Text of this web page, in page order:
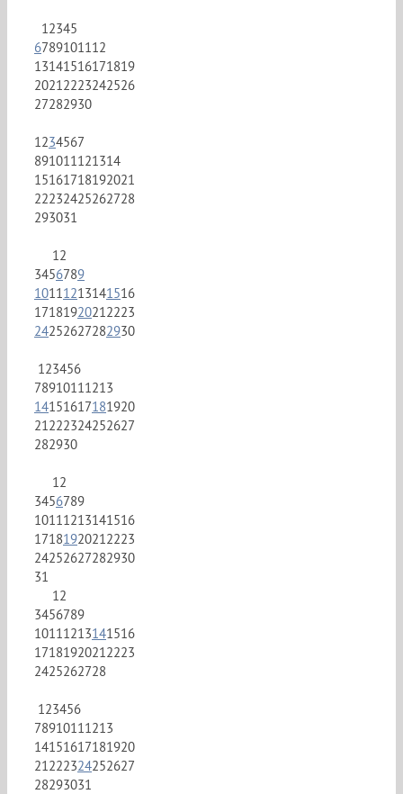
1 2345
67891011 12
13141516171819
2021 2223242526
27282930
1 234567
891011 121314
15161718192021
22232425262728
293031
1 2
3456789
1011 1213141516
1718192021 2223
24252627282930
1 23456
7891011 1213
14151617181920
21 222324252627
282930
1 2
3456789
1011 1213141516
1718192021 2223
24252627282930
31
1 2
3456789
1011 1213141516
1718192021 2223
2425262728
1 23456
7891011 1213
14151617181920
21 222324252627
28293031